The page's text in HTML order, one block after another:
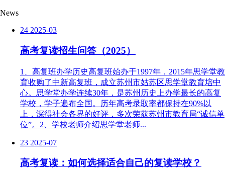
News
24 2025-03
高考复读招生问答（2025）
1、高复班办学历史高复班始办于1997年，2015年思学堂教
育收购了中新高复班，成立苏州市姑苏区思学堂教育培中
心。思学堂办学连续30年，是苏州历史上办学最长的高复
学校，学子遍布全国。历年高考录取率都保持在90%以
上，深得社会各界的好评，多次荣获苏州市教育局“诚信单
位”。2、学校老师介绍思学堂老师...
23 2025-07
高考复读：如何选择适合自己的复读学校？